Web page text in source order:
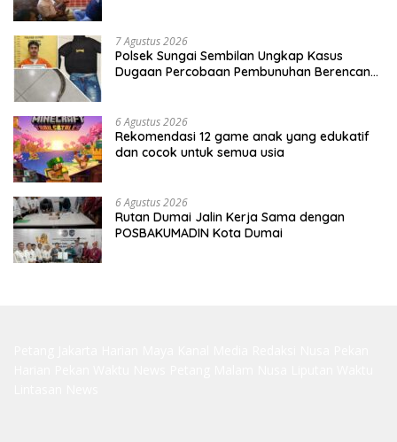
7 Agustus 2026
Polsek Sungai Sembilan Ungkap Kasus
Dugaan Percobaan Pembunuhan Berencana,
6 Agustus 2026
Rekomendasi 12 game anak yang edukatif
dan cocok untuk semua usia
6 Agustus 2026
Rutan Dumai Jalin Kerja Sama dengan
POSBAKUMADIN Kota Dumai